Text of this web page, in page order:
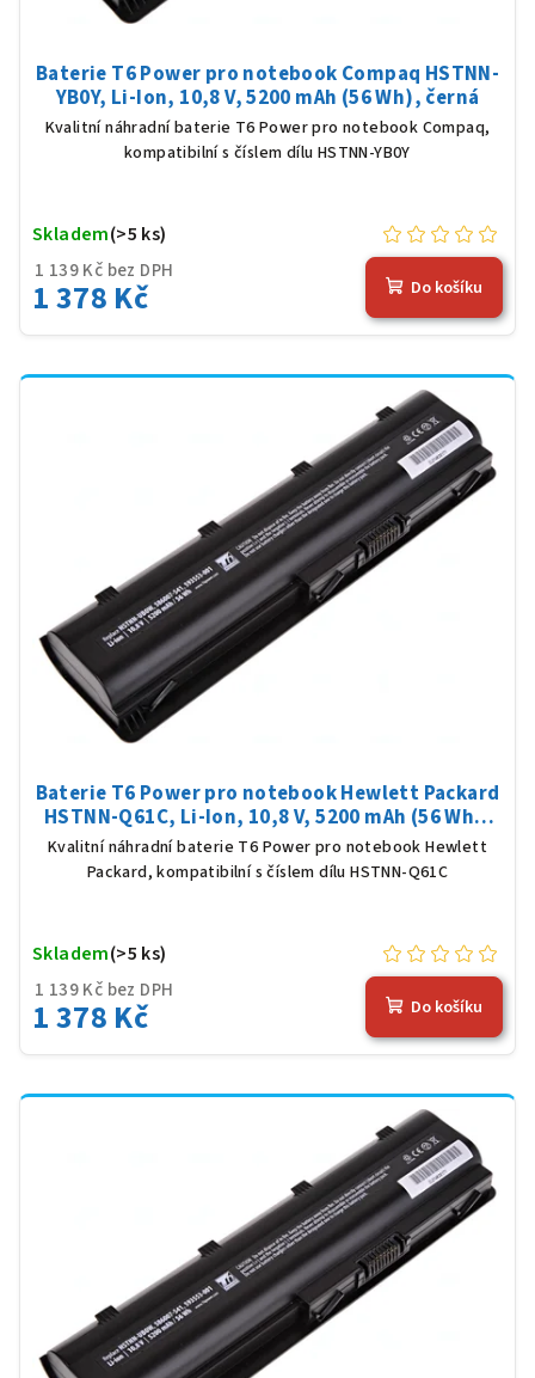
Baterie T6 Power pro notebook Compaq HSTNN-
YB0Y, Li-Ion, 10,8 V, 5200 mAh (56 Wh), černá
Kvalitní náhradní baterie T6 Power pro notebook Compaq,
kompatibilní s číslem dílu HSTNN-YB0Y
1 139 Kč bez DPH
1 378 Kč
Skladem(>5 ks)
Do košíku
Baterie T6 Power pro notebook Hewlett Packard
HSTNN-Q61C, Li-Ion, 10,8 V, 5200 mAh (56 Wh),
černá
Kvalitní náhradní baterie T6 Power pro notebook Hewlett
Packard, kompatibilní s číslem dílu HSTNN-Q61C
1 139 Kč bez DPH
1 378 Kč
Skladem(>5 ks)
Do košíku